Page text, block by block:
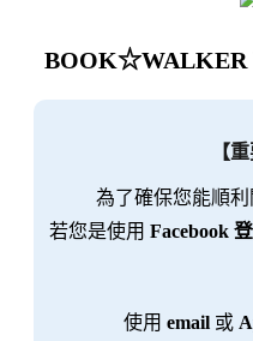
BOOK☆WALKER
【
為了確保您能順利
若您是使用 Facebook
使用 email或